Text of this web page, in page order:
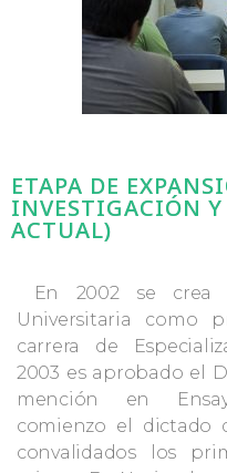
ETAPA DE
INVESTIGACIÓN Y
ACTUAL)
En 2002 se crea
Universitaria como
carrera de
2003 es aprobado el
mención en
comienzo el dictado
convalidados los